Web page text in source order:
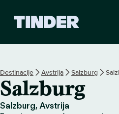
r
:
D
Destinacije Avstrija Salzburg
Salzburg
Salzburg, Avstrija